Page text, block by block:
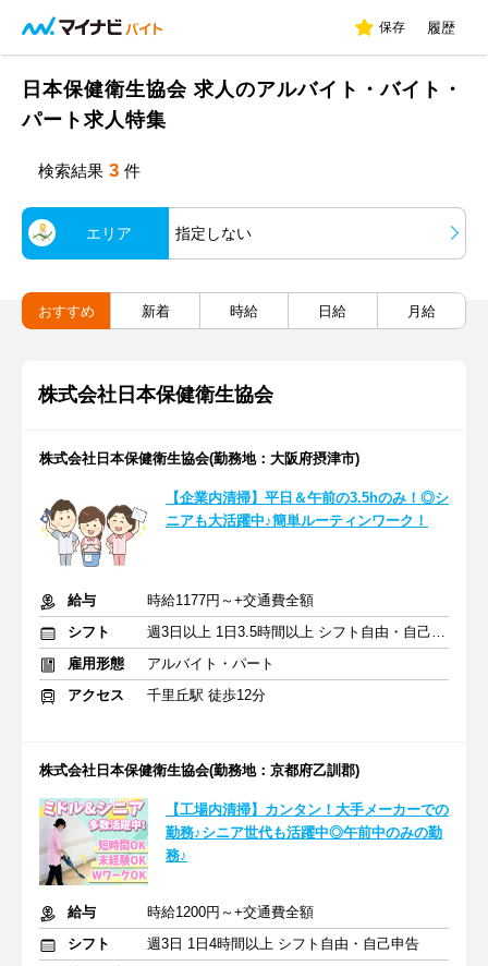
保存 履歴
日本保健衛生協会 求人のアルバイト・バイト・
パート求人特集
検索結果 3 件
エリア 指定しない
おすすめ 新着 時給 日給 月給
株式会社日本保健衛生協会
株式会社日本保健衛生協会(勤務地：大阪府摂津市)
【企業内清掃】平日＆午前の3.5hのみ！◎シ
ニアも大活躍中♪簡単ルーティンワーク！
給与
時給1177円～+交通費全額
シフト
週3日以上 1日3.5時間以上 シフト自由・自己申告
雇用形態
アルバイト・パート
アクセス
千里丘駅 徒歩12分
株式会社日本保健衛生協会(勤務地：京都府乙訓郡)
【工場内清掃】カンタン！大手メーカーでの
勤務♪シニア世代も活躍中◎午前中のみの勤
務♪
給与
時給1200円～+交通費全額
シフト
週3日 1日4時間以上 シフト自由・自己申告